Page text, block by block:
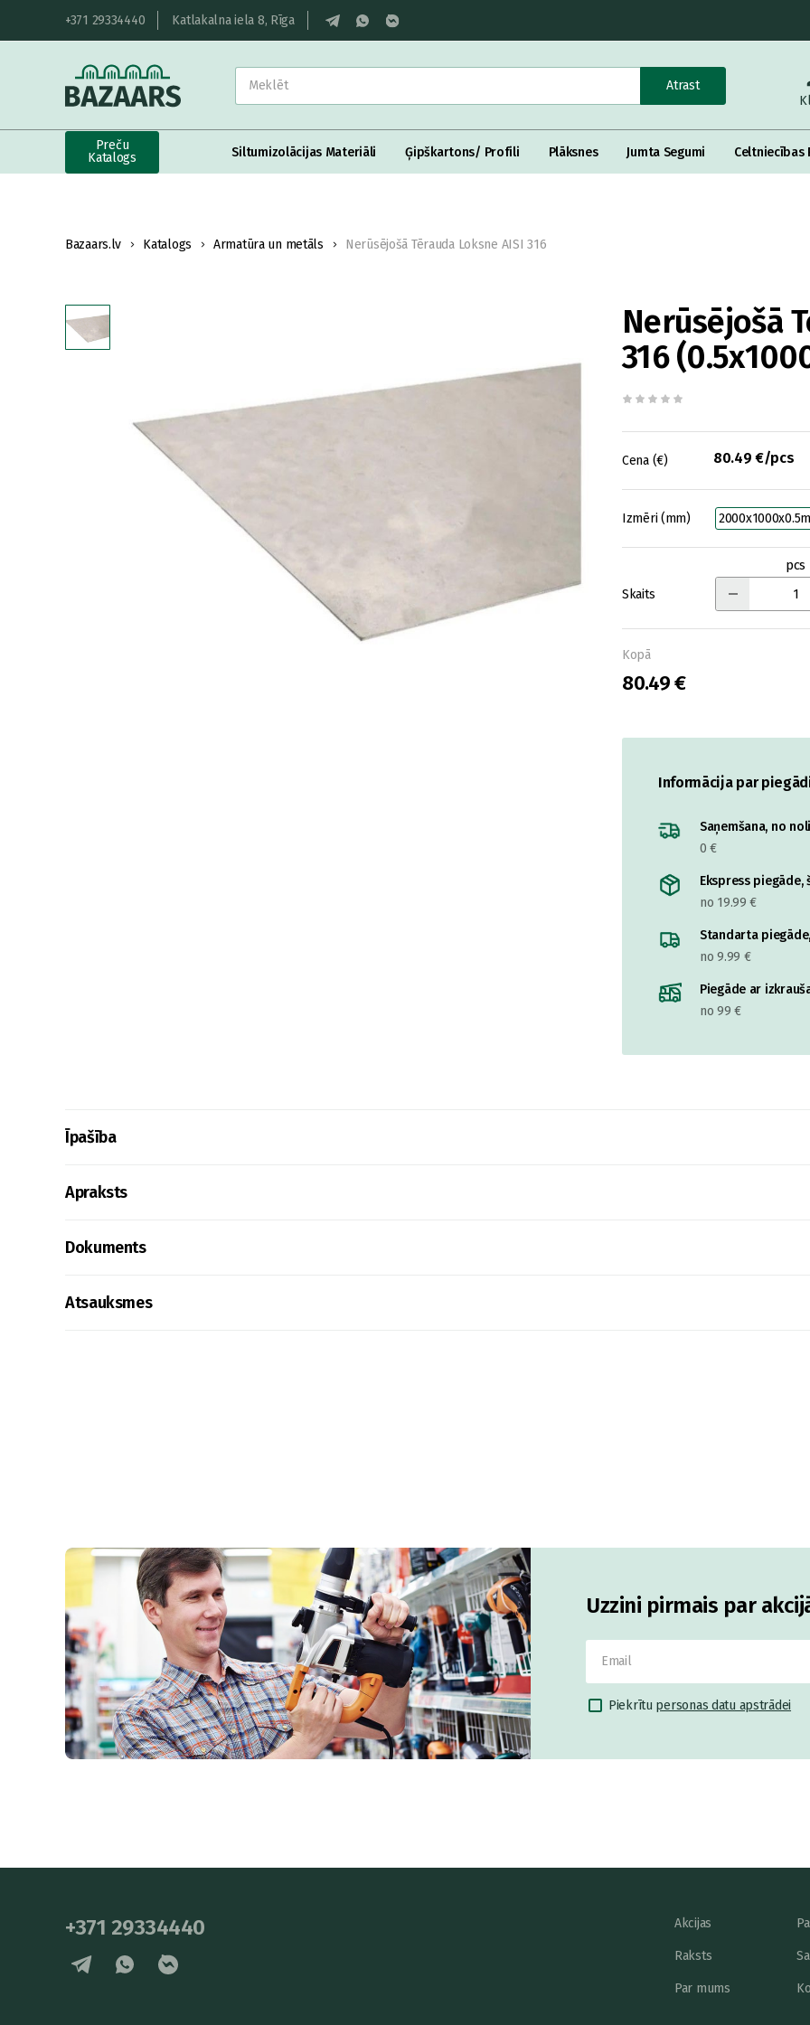
+371 29334440 Katlakalna iela 8, Rīga
Atrast
Preču
Katalogs
Siltumizolācijas Materiāli Ģipškartons/ Profili Plāksnes Jumta Segumi Celtniecības
Bazaars.lv Katalogs Armatūra un metāls Nerūsējošā Tērauda Loksne AISI 316
Nerūsējošā
316
Cena (€) 80.49 €/pcs
Izmēri (mm)
Skaits
pcs
Kopā
80.49 €
Informācija par
Saņemšana, no
0 €
Ekspress
no 19.99 €
Standarta
no 9.99 €
Piegāde ar
no 99 €
Īpašība
Apraksts
Dokuments
Atsauksmes
Uzzini pirmais par
Piekrītu personas datu apstrādei
+371 29334440 Akcijas
Raksts
Par mums